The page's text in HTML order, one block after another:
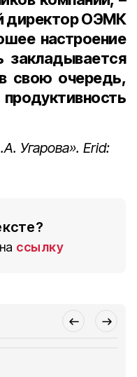
директор ОЭМК
настроение
закладывается
свою очередь,
Угарова». Erid:
ссылку